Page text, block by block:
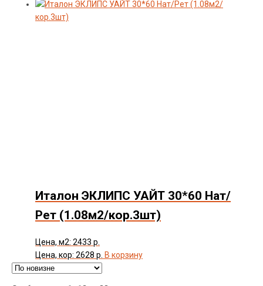
Италон ЭКЛИПС УАЙТ 30*60 Нат/
Рет (1.08м2/кор.3шт)
Цена, м2: 2433 р.
Цена, кор: 2628 р. В корзину